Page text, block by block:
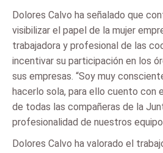
Dolores Calvo ha señalado que
visibilizar el papel de la mujer
trabajadora y profesional de las
incentivar su participación en los
sus empresas. “Soy muy
hacerlo sola, para ello cuento con
de todas las compañeras de la
profesionalidad de nuestros
Dolores Calvo ha valorado el